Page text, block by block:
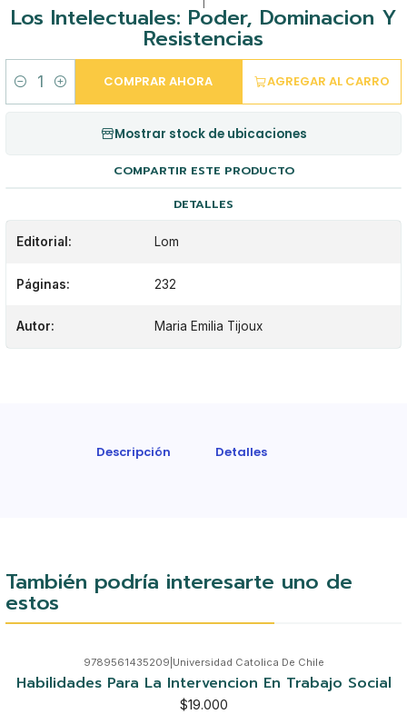
Los Intelectuales: Poder, Dominacion Y
Resistencias
Cantidad
AGREGAR AL CARRO
COMPRAR AHORA
Mostrar stock de ubicaciones
COMPARTIR ESTE PRODUCTO
DETALLES
Editorial: Lom
Páginas: 232
Autor: Maria Emilia Tijoux
Descripción Detalles
También podría interesarte uno de
estos
9789561435209 Universidad Catolica De Chile
Habilidades Para La Intervencion En Trabajo Social
$19.000